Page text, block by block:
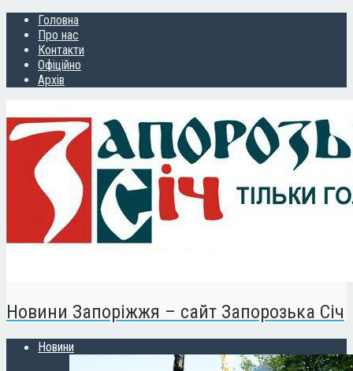
Головна
Про нас
Контакти
Офіційно
Архів
Новини Запоріжжя – сайт Запорозька Січ
Новини